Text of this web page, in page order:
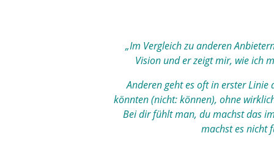
„Im Vergleich zu anderen
Vision und er zeigt mir, wie ich
Anderen geht es oft in erster
könnten (nicht: können), ohne
Bei dir fühlt man, du machst das
machst es nicht